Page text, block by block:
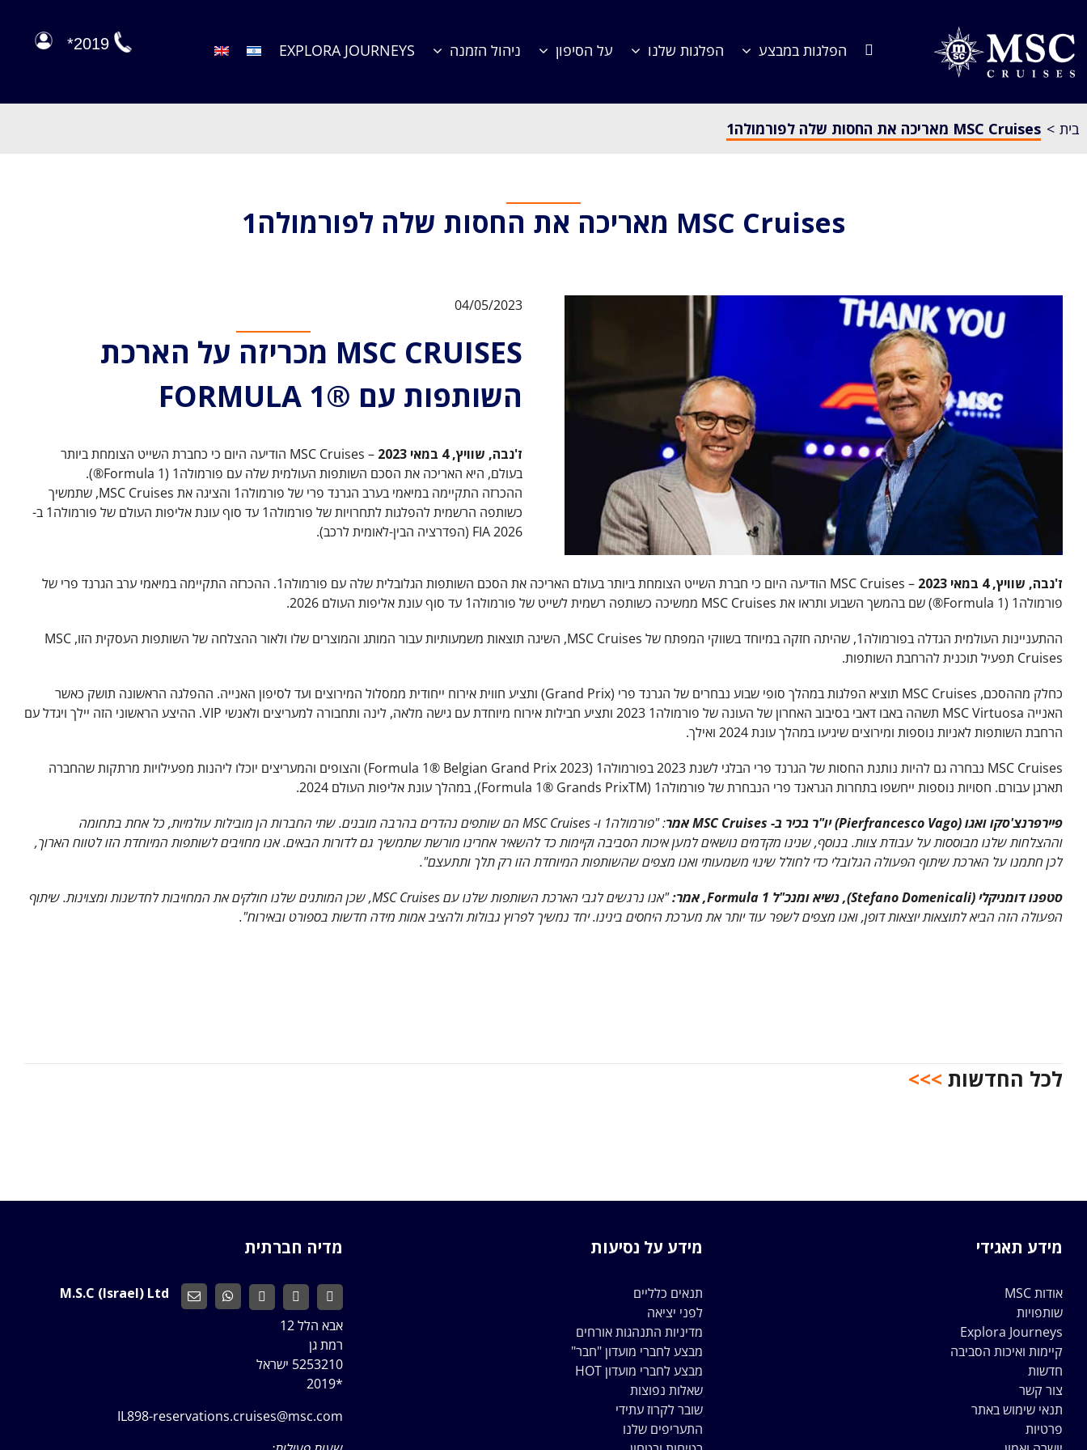
הפלגות במבצע הפלגות שלנו על הסיפון ניהול הזמנה EXPLORA JOURNEYS
2019*
בית MSC Cruises מאריכה את החסות שלה לפורמולה1
MSC Cruises מאריכה את החסות שלה לפורמולה1
04/05/2023
MSC CRUISES מכריזה על הארכת
השותפות עם ®FORMULA 1
ז'נבה, שוויץ, 4 במאי 2023
– MSC Cruises הודיעה היום כי כחברת השייט הצומחת ביותר
בעולם, היא האריכה את הסכם השותפות העולמית שלה עם פורמולה1 (Formula 1®).
ההכרזה התקיימה במיאמי בערב הגרנד פרי של פורמולה1 והציגה את MSC Cruises, שתמשיך
כשותפה הרשמית להפלגות לתחרויות של פורמולה1 עד סוף עונת אליפות העולם של פורמולה1 ב-
FIA 2026 (הפדרציה הבין-לאומית לרכב).
ז'נבה, שוויץ, 4 במאי 2023
– MSC Cruises הודיעה היום כי חברת השייט הצומחת ביותר בעולם האריכה את הסכם השותפות הגלובלית שלה עם פורמולה1. ההכרזה התקיימה במיאמי ערב הגרנד פרי של
פורמולה1 (Formula 1®) שם בהמשך השבוע ותראו את MSC Cruises ממשיכה כשותפה רשמית לשייט של פורמולה1 עד סוף עונת אליפות העולם 2026.
ההתעניינות העולמית הגדלה בפורמולה1, שהיתה חזקה במיוחד בשווקי המפתח של MSC Cruises, השיגה תוצאות משמעותיות עבור המותג והמוצרים שלו ולאור ההצלחה של השותפות העסקית הזו, MSC
Cruises תפעיל תוכנית להרחבת השותפות.
כחלק מההסכם, MSC Cruises תוציא הפלגות במהלך סופי שבוע נבחרים של הגרנד פרי (Grand Prix) ותציע חווית אירוח ייחודית ממסלול המירוצים ועד לסיפון האנייה. ההפלגה הראשונה תושק כאשר
האנייה MSC Virtuosa תשהה באבו דאבי בסיבוב האחרון של העונה של פורמולה1 2023 ותציע חבילות אירוח מיוחדת עם גישה מלאה, לינה ותחבורה למעריצים ולאנשי VIP. ההיצע הראשוני הזה יילך ויגדל עם
הרחבת השותפות לאניות נוספות ומירוצים שיגיעו במהלך עונת 2024 ואילך.
MSC Cruises נבחרה גם להיות נותנת החסות של הגרנד פרי הבלגי לשנת 2023 בפורמולה1 (2023 Formula 1® Belgian Grand Prix) והצופים והמעריצים יוכלו ליהנות מפעילויות מרתקות שהחברה
תארגן עבורם. חסויות נוספות ייחשפו בתחרות הגראנד פרי הנבחרת של פורמולה1 (Formula 1® Grands PrixTM), במהלך עונת אליפות העולם 2024.
פיירפרנצ'סקו ואגו (Pierfrancesco Vago
)יו"ר בכיר ב-MSC Cruises אמר
: "פורמולה1 ו- MSC Cruises הם שותפים נהדרים בהרבה מובנים. שתי החברות הן מובילות עולמיות, כל אחת בתחומה
וההצלחות שלנו מבוססות על עבודת צוות. בנוסף, שנינו מקדמים נושאים למען איכות הסביבה וקיימות כד להשאיר אחרינו מורשת שתמשיך גם לדורות הבאים. אנו מחויבים לשותפות המיוחדת הזו לטווח הארוך,
לכן חתמנו על הארכת שיתוף הפעולה הגלובלי כדי לחולל שינוי משמעותי ואנו מצפים שהשותפות המיוחדת הזו רק תלך ותתעצם".
סטפנו דומניקלי (Stefano Domenicali), נשיא ומנכ"ל Formula 1, אמר:"אנו נרגשים לגבי הארכת השותפות שלנו עםMSC Cruises, שכן המותגים שלנו חולקים את המחויבות לחדשנות ומצוינות. שיתוף
הפעולה הזה הביא לתוצאות יוצאות דופן, ואנו מצפים לשפר עוד יותר את מערכת היחסים בינינו. יחד נמשיך לפרוץ גבולות ולהציב אמות מידה חדשות בספורט ובאירוח".
לכל החדשות >>>
מידע תאגידי
אודות MSC
שותפויות
Explora Journeys
קיימות ואיכות הסביבה
חדשות
צור קשר
תנאי שימוש באתר
פרטיות
מידע על נסיעות
תנאים כלליים
לפני יציאה
מדיניות התנהגות אורחים
מבצע לחברי מועדון "חבר"
מבצע לחברי מועדון HOT
שאלות נפוצות
שובר לקרוז עתידי
התעריפים שלנו
מדיה חברתית
M.S.C (Israel) Ltd
אבא הלל 12
רמת גן
5253210 ישראל
*2019
IL898-reservations.cruises@msc.com